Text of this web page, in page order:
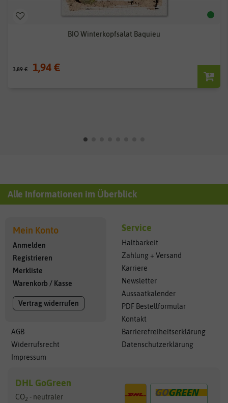
BIO Winterkopfsalat Baquieu
3,89 € 1,94 €
Alle Informationen im Überblick
Mein Konto
Anmelden
Registrieren
Merkliste
Warenkorb / Kasse
Vertrag widerrufen
AGB
Widerrufsrecht
Impressum
Service
Haltbarkeit
Zahlung + Versand
Karriere
Newsletter
Aussaatkalender
PDF Bestellformular
Kontakt
Barrierefreiheitserklärung
Datenschutzerklärung
DHL GoGreen
CO2 - neutraler